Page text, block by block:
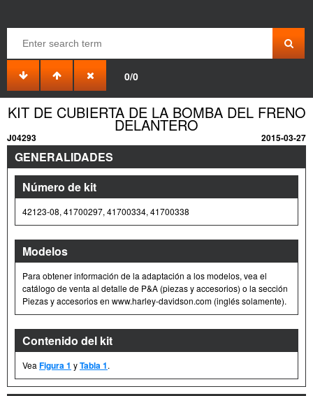
0/0
KIT DE CUBIERTA DE LA BOMBA DEL FRENO
DELANTERO
J04293 2015-03-27
GENERALIDADES
Número de kit
42123-08, 41700297, 41700334, 41700338
Modelos
Para obtener información de la adaptación a los modelos, vea el
catálogo de venta al detalle de P&A (piezas y accesorios) o la sección
Piezas y accesorios en www.harley-davidson.com (inglés solamente).
Contenido del kit
Vea Figura 1 yTabla 1.